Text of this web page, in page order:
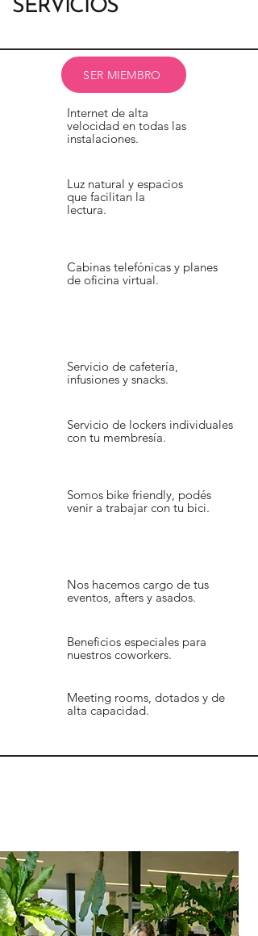
SERVICIOS
SER MIEMBRO
Internet de alta
velocidad en todas las
instalaciones.
Luz natural y espacios
que facilitan la
lectura.
Cabinas telefónicas y planes
de oficina virtual.
Servicio de cafetería,
infusiones y snacks.
Servicio de lockers individuales
con tu membresía.
Somos bike friendly, podés
venir a trabajar con tu bici.
Nos hacemos cargo de tus
eventos, afters y asados.
Beneficios especiales para
nuestros coworkers.
Meeting rooms, dotados y de
alta capacidad.